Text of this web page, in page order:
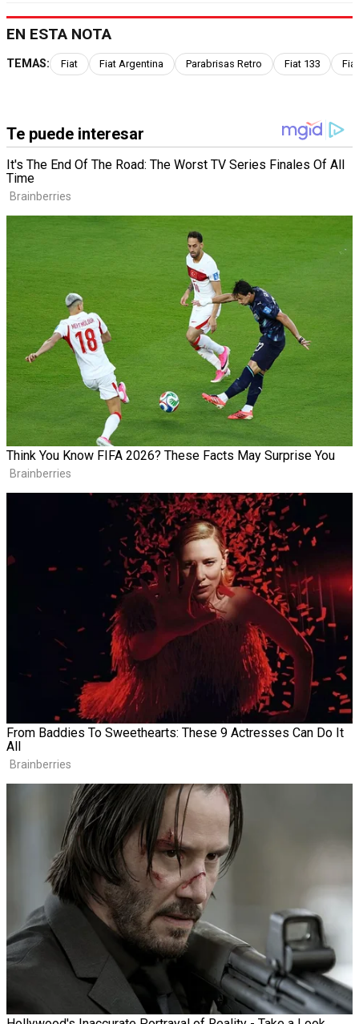
EN ESTA NOTA
TEMAS: Fiat Fiat Argentina Parabrisas Retro Fiat 133